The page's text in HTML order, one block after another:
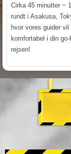
Cirka 45 minutter ~
rundt i Asakusa,
hvor vores guider
komfortabel i din
rejsen!